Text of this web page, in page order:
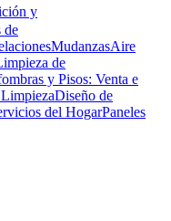
y
de
MudanzasAire
de
y Pisos: Venta e
Diseño de
del HogarPaneles